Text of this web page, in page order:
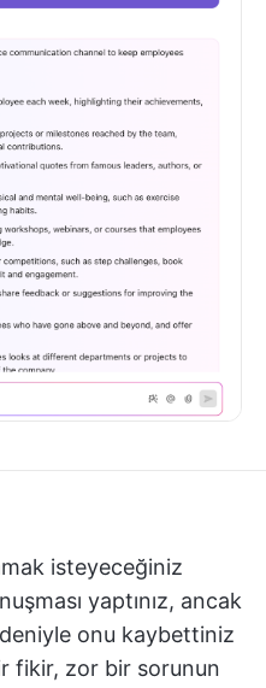
isteyeceğiniz
yaptınız, ancak
onu kaybettiniz
fikir, zor bir sorunun